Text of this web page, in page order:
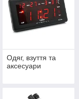
Одяг, взуття та
аксесуари